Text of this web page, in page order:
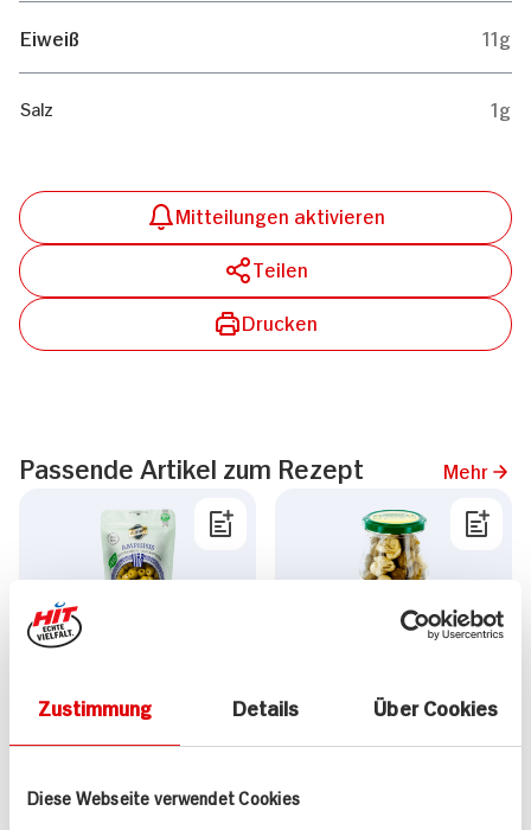
Zustimmung Details Über Cookies
Diese Webseite verwendet Cookies
Eiweiß 11g
Salz 1g
Mitteilungen aktivieren
Teilen
Drucken
Passende Artikel zum Rezept Mehr
270g Beutel
4.49
Stein